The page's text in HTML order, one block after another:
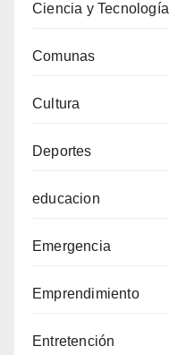
Ciencia y Tecnología
Comunas
Cultura
Deportes
educacion
Emergencia
Emprendimiento
Entretención